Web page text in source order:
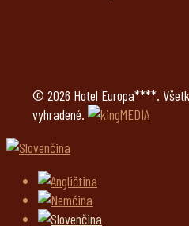
© 2026 Hotel Europa****.
vyhradené.